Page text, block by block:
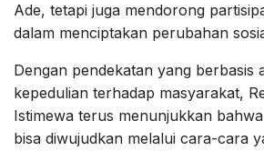
Ade, tetapi juga mendorong
dalam menciptakan perubahan
Dengan pendekatan yang berbasis
kepedulian terhadap masyarakat,
Istimewa terus menunjukkan
bisa diwujudkan melalui cara-cara